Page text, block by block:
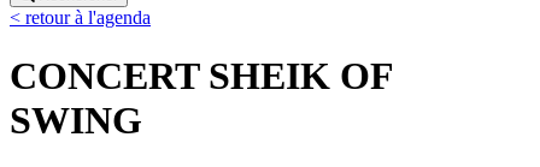
< retour à l'agenda
CONCERT SHEIK OF
SWING